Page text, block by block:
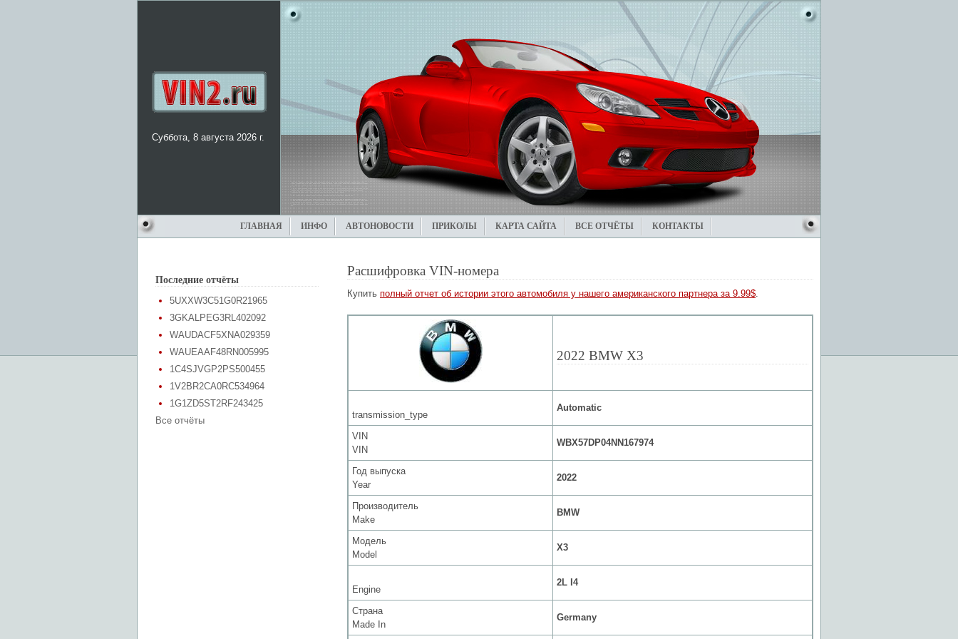
Суббота, 8 августа 2026 г.
ГЛАВНАЯ ИНФО АВТОНОВОСТИ ПРИКОЛЫ КАРТА САЙТА ВСЕ ОТЧЁТЫ КОНТАКТЫ
Последние отчёты
5UXXW3C51G0R21965
3GKALPEG3RL402092
WAUDACF5XNA029359
WAUEAAF48RN005995
1C4SJVGP2PS500455
1V2BR2CA0RC534964
1G1ZD5ST2RF243425
Все отчёты
Расшифровка VIN-номера
Купить полный отчет об истории этого автомобиля у нашего американского партнера за 9.99$.
2022 BMW X3
transmission_type
Automatic
VIN
VIN
WBX57DP04NN167974
Год выпуска
Year
2022
Производитель
Make
BMW
Модель
Model
X3
Engine
2L I4
Страна
Made In
Germany